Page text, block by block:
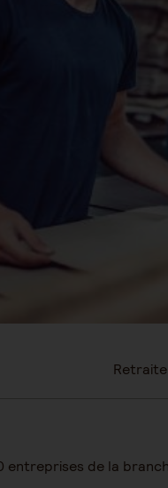
entreprises de la